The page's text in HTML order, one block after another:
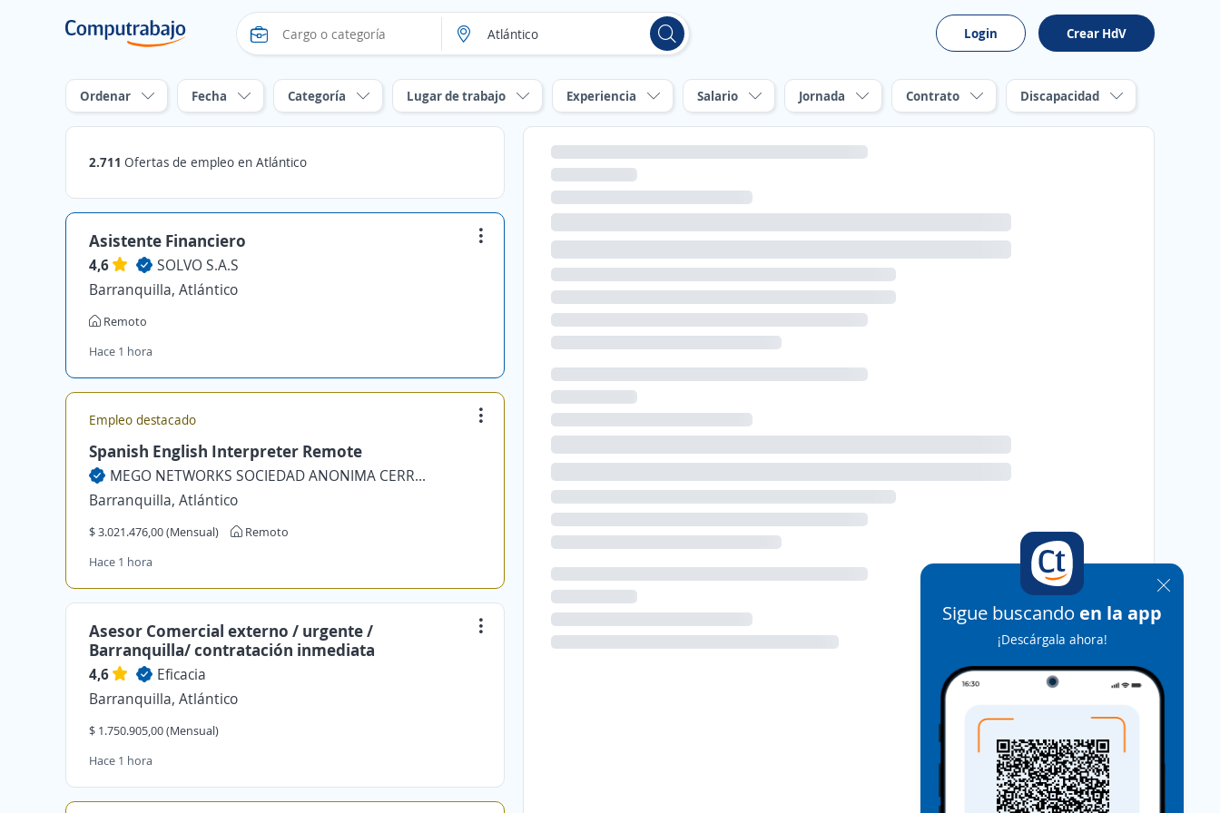
Login Crear HdV
Ordenar Fecha Categoría Lugar de trabajo Experiencia Salario Jornada Contrato Discapacidad
2.711 Ofertas de empleo en Atlántico
Asistente Financiero
4,6
SOLVO S.A.S
Barranquilla, Atlántico
Remoto
Hace 1 hora
Empleo destacado
Spanish English Interpreter Remote
MEGO NETWORKS SOCIEDAD ANONIMA CERRADA
Barranquilla, Atlántico
$ 3.021.476,00 (Mensual)
Remoto
Hace 1 hora
Asesor Comercial externo / urgente /
Barranquilla/ contratación inmediata
4,6
Eficacia
Barranquilla, Atlántico
$ 1.750.905,00 (Mensual)
Hace 1 hora
Sigue buscando en la app
¡Descárgala ahora!